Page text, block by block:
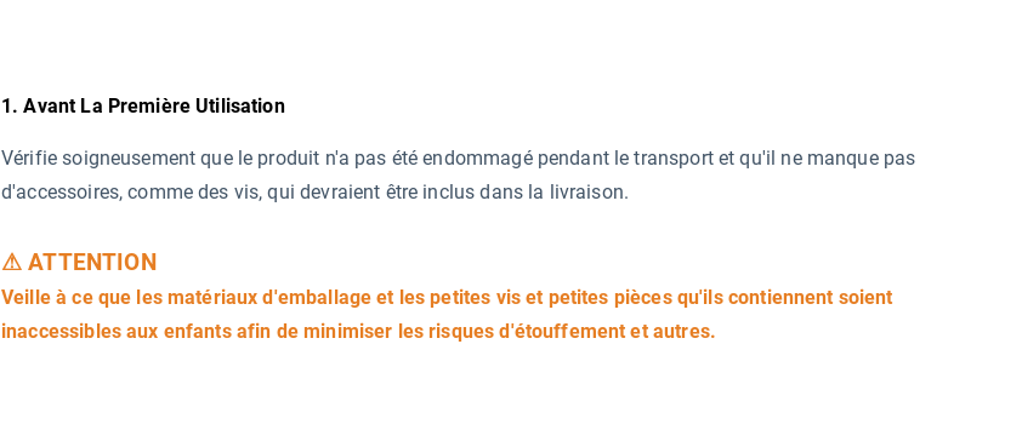
1. Avant La Première Utilisation
Vérifie soigneusement que le produit n'a pas été endommagé pendant le transport et qu'il ne manque pas
d'accessoires, comme des vis, qui devraient être inclus dans la livraison.
⚠ ATTENTION
Veille à ce que les matériaux d'emballage et les petites vis et petites pièces qu'ils contiennent soient
inaccessibles aux enfants afin de minimiser les risques d'étouffement et autres.